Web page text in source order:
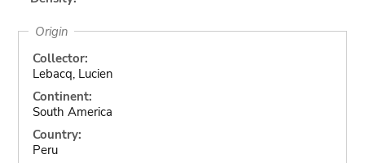
Origin
Collector:
Lebacq, Lucien
Continent:
South America
Country:
Peru